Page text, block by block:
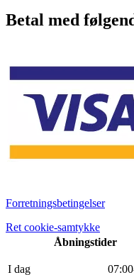
Betal med
Forretningsbetingelser
Ret cookie-samtykke
Åbningstider
I dag 07:00